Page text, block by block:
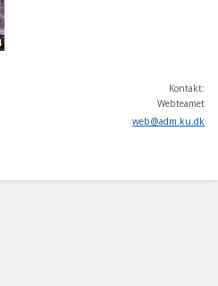
Kontakt:
Webteamet
web@adm.ku.dk